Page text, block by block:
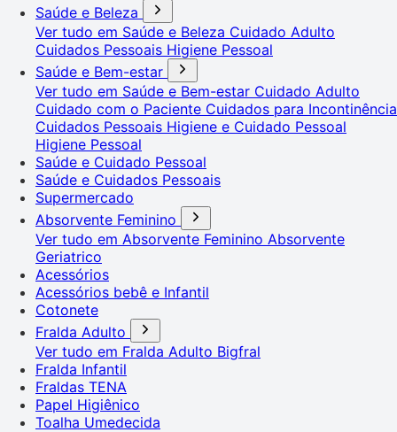
Saúde e Beleza
Ver tudo em Saúde e Beleza Cuidado Adulto
Cuidados Pessoais Higiene Pessoal
Saúde e Bem-estar
Ver tudo em Saúde e Bem-estar Cuidado Adulto
Cuidado com o Paciente Cuidados para Incontinência
Cuidados Pessoais Higiene e Cuidado Pessoal
Higiene Pessoal
Saúde e Cuidado Pessoal
Saúde e Cuidados Pessoais
Supermercado
Absorvente Feminino
Ver tudo em Absorvente Feminino Absorvente
Geriatrico
Acessórios
Acessórios bebê e Infantil
Cotonete
Fralda Adulto
Ver tudo em Fralda Adulto Bigfral
Fralda Infantil
Fraldas TENA
Papel Higiênico
Toalha Umedecida